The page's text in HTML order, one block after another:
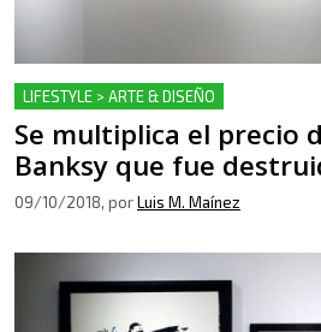
LIFESTYLE > ARTE & DISEÑO
Se multiplica el precio
Banksy que fue
09/10/2018, porLuis M. Maínez